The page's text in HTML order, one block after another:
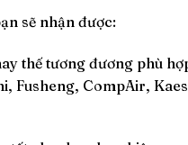
sẽ nhận được:
thế tương đương phù
Fusheng, CompAir,